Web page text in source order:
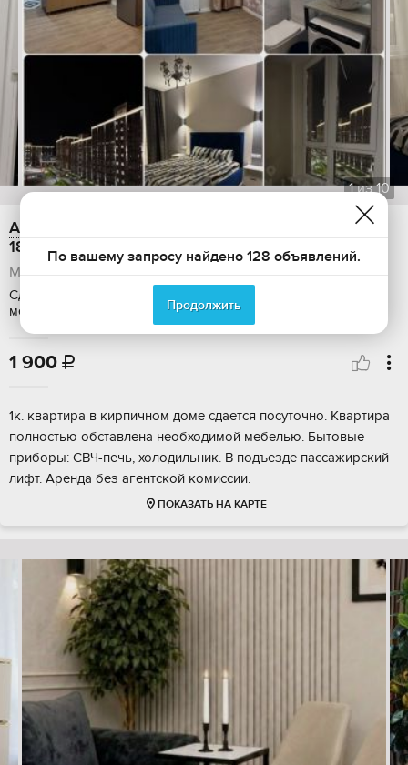
1из10
Аренда 1-ком. квартиры, 35 м2, улица 12 Марта,
187к2
Майкоп
Сдается: посуточно, Общая площадь: 35 м2, Этаж: 5 / 9, С
мебелью
1 900 
1к. квартира в кирпичном доме сдается посуточно. Квартира
полностью обставлена необходимой мебелью. Бытовые
приборы: СВЧ-печь, холодильник. В подъезде пассажирский
лифт. Аренда без агентской комиссии.
ПОКАЗАТЬ НА КАРТЕ
По вашему запросу найдено 128 объявлений.
Продолжить